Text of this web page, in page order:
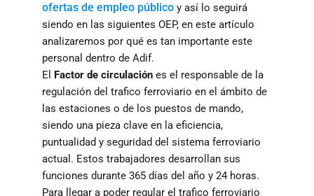
ofertas de empleo público y así lo seguirá
siendo en las siguientes OEP, en este artículo
analizaremos por qué es tan importante este
personal dentro de Adif.
El Factor de circulación es el responsable de la
regulación del trafico ferroviario en el ámbito de
las estaciones o de los puestos de mando,
siendo una pieza clave en la eficiencia,
puntualidad y seguridad del sistema ferroviario
actual. Estos trabajadores desarrollan sus
funciones durante 365 días del año y 24 horas.
Para llegar a poder regular el trafico ferroviario